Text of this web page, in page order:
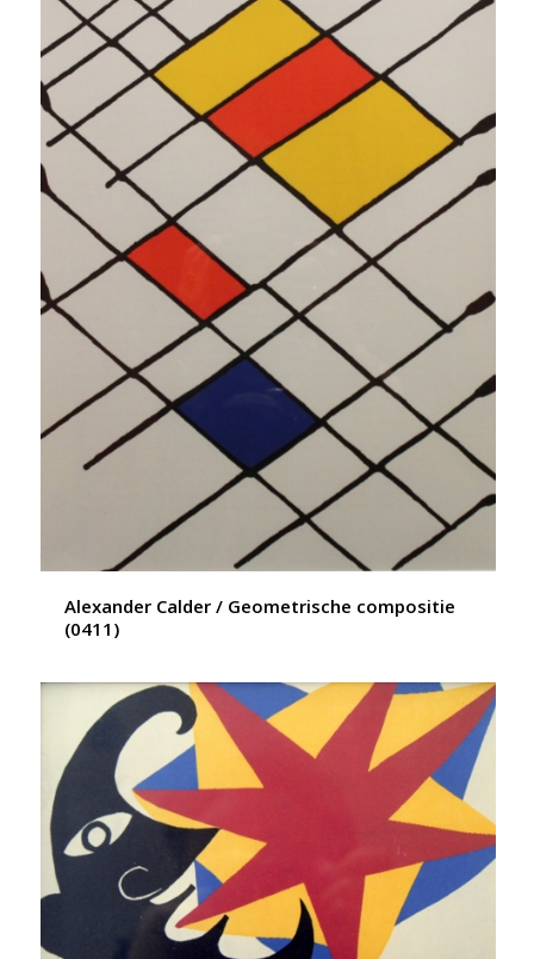
Alexander Calder / Geometrische compositie
(0411)